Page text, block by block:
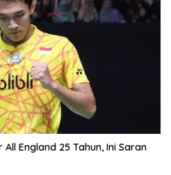
England 25 Tahun, Ini Saran